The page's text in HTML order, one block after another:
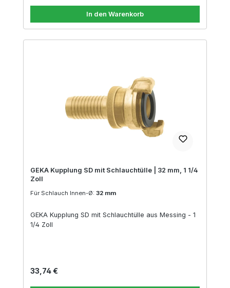
In den Warenkorb
GEKA Kupplung SD mit Schlauchtülle | 32 mm, 1 1/4
Zoll
Für Schlauch Innen-Ø: 32 mm
GEKA Kupplung SD mit Schlauchtülle aus Messing - 1
1/4 Zoll
Regulärer Preis:
33,74 €